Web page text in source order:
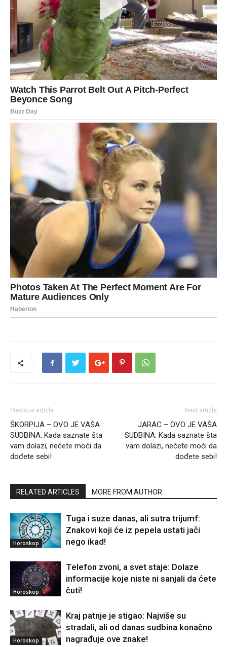
Previous article
ŠKORPIJA – OVO JE VAŠA
SUDBINA: Kada saznate šta
vam dolazi, nećete moći da
dođete sebi!
Next article
JARAC – OVO JE VAŠA
SUDBINA: Kada saznate šta
vam dolazi, nećete moći da
dođete sebi!
RELATED ARTICLES MORE FROM AUTHOR
Horoskop
Tuga i suze danas, ali sutra trijumf:
Znakovi koji će iz pepela ustati jači
nego ikad!
Horoskop
Telefon zvoni, a svet staje: Dolaze
informacije koje niste ni sanjali da ćete
čuti!
Horoskop
Kraj patnje je stigao: Najviše su
stradali, ali od danas sudbina konačno
nagrađuje ove znake!